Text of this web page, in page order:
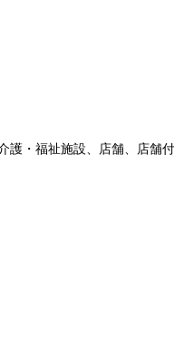
護・福祉施設、店舗、店